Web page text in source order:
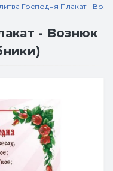
Господня Плакат -
- Вознюк